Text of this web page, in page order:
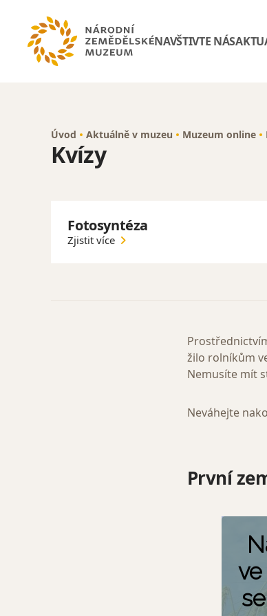
NAVŠTIVTE NÁS
Úvod Aktuálně v muzeu Muzeum online
Kvízy
Fotosyntéza
Zjistit více
žilo rolníkům
Nemusíte mít
Neváhejte
První